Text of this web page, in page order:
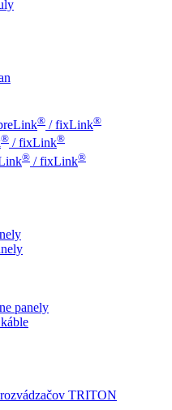
® / fixLink®
® / fixLink®
® / fixLink®
panely
TRITON